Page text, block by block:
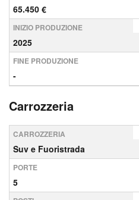
65.450 €
INIZIO PRODUZIONE
2025
FINE PRODUZIONE
-
Carrozzeria
CARROZZERIA
Suv e Fuoristrada
PORTE
5